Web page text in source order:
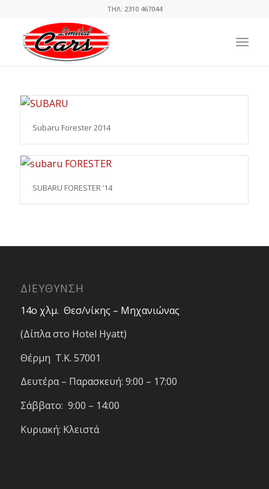
ΤΗΛ: 2310 467044
Subaru Forester 2014
SUBARU FORESTER ’14
ΔΙΕΥΘΥΝΣΗ
14ο χλμ. Θεσ/νίκης – Μηχανιώνας
(Δίπλα στο Hotel Hyatt)
Θέρμη T.K. 57001
Δευτέρα – Παρασκευή: 9:00 – 17:00
Σάββατο: 9:00 – 14:00
Κυριακή: Κλειστά